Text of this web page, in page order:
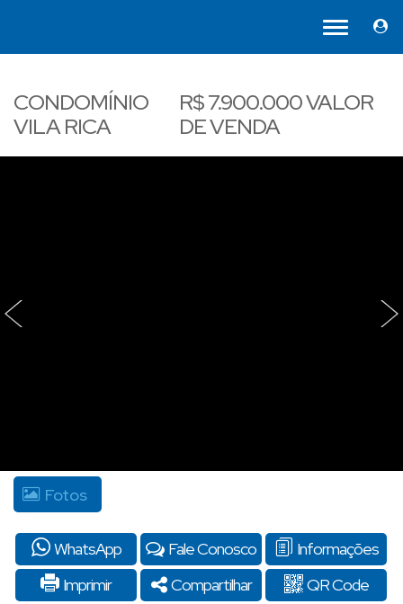
CONDOMÍNIO
VILA RICA
R$7.900.000VALOR
DE VENDA
‹ ›
Fotos
WhatsApp Fale Conosco
Informações
Imprimir
Compartilhar QR Code